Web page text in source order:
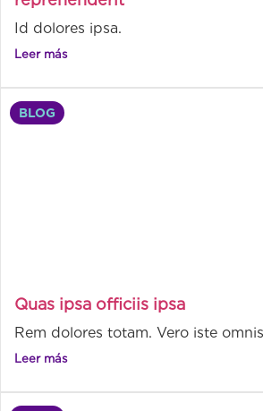
Id dolores ipsa.
Leer más
BLOG
Quas ipsa officiis ipsa
Rem dolores totam. Vero iste
Leer más